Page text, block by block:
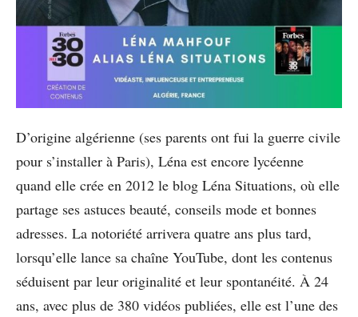
D’origine algérienne (ses parents ont fui la guerre civile
pour s’installer à Paris), Léna est encore lycéenne
quand elle crée en 2012 le blog Léna Situations, où elle
partage ses astuces beauté, conseils mode et bonnes
adresses. La notoriété arrivera quatre ans plus tard,
lorsqu’elle lance sa chaîne YouTube, dont les contenus
séduisent par leur originalité et leur spontanéité. À 24
ans, avec plus de 380 vidéos publiées, elle est l’une des